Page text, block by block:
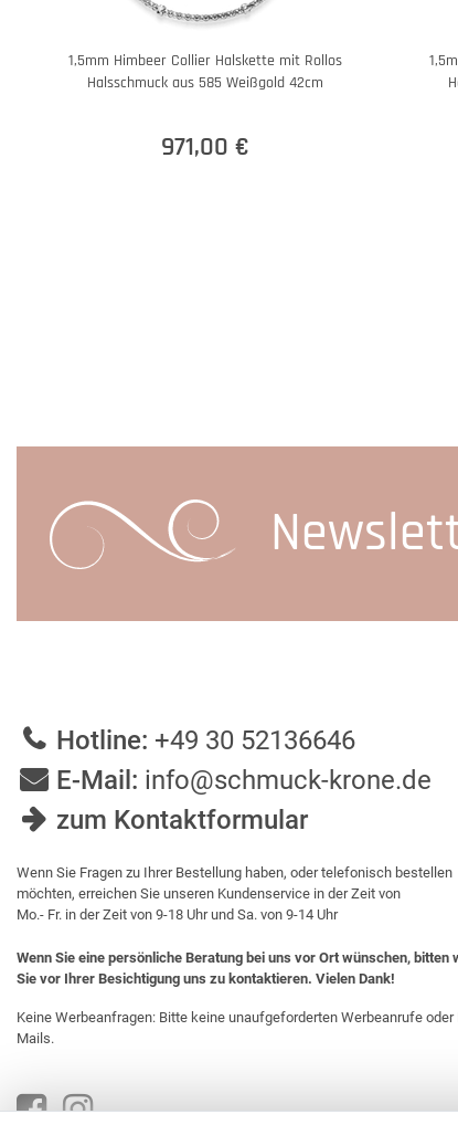
1,5mm Himbeer Collier Halskette mit Rollos
Halsschmuck aus 585 Weißgold 42cm
971,00 €
Hotline: +49 30 52136646
E-Mail: info@schmuck-krone.de
zum Kontaktformular
Wenn Sie Fragen zu Ihrer Bestellung haben, oder telefonisch bestellen
möchten, erreichen Sie unseren Kundenservice in der Zeit von
Mo.- Fr. in der Zeit von 9-18 Uhr und Sa. von 9-14 Uhr
Wenn Sie eine persönliche Beratung bei uns vor Ort wünschen, bitten
Sie vor Ihrer Besichtigung uns zu kontaktieren. Vielen Dank!
Keine Werbeanfragen: Bitte keine unaufgeforderten Werbeanrufe oder
Mails.